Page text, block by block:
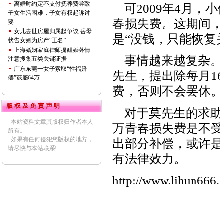
离婚时约定不支付抚养费导致
子女生活困难，子女有权起诉讨
要
女儿去世房屋归属起争议 岳母
状告女婿为房产“正名”
上海婚姻家庭律师提醒婚外情
注意搜集五类关键证据
广东东莞一女子索取“性福赔
偿”获赔64万
版 权 及 免 责 声 明
本站资料文章其版权归作者本人
所有。
如果有任何侵犯您版权的地方，
请尽快与本站联系!
可2009年4月，小
春损失费。这期间
是“没钱，只能恢
事情越来越复杂
先生，提出除每月
费，否则不会罢休
对于莫先生的求
万青春损失费是不
出部分补偿，或许
有法律效力。
http://